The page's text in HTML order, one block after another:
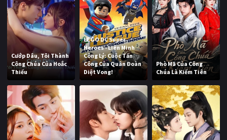
Cướp Dâu, Tôi Thành
Công Chúa Của Hoắc
Thiếu
LEGO DC Super
Heroes - Liên Minh
Công Lý: Cuộc Tấn
Công Của Quân Đoàn
Diệt Vong!
Phò Mã Của Công
Chúa Là Kiếm Tiên